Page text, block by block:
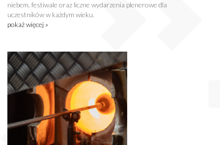
niebem, festiwale oraz liczne wydarzenia plenerowe dla
uczestników w każdym wieku.
pokaż więcej »